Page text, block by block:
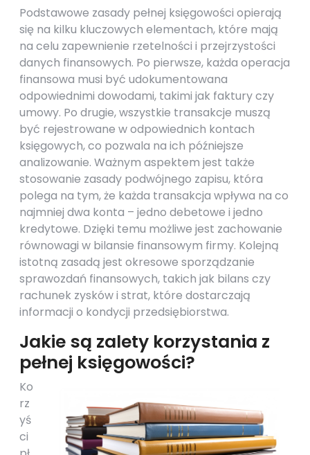
Podstawowe zasady pełnej księgowości opierają
się na kilku kluczowych elementach, które mają
na celu zapewnienie rzetelności i przejrzystości
danych finansowych. Po pierwsze, każda operacja
finansowa musi być udokumentowana
odpowiednimi dowodami, takimi jak faktury czy
umowy. Po drugie, wszystkie transakcje muszą
być rejestrowane w odpowiednich kontach
księgowych, co pozwala na ich późniejsze
analizowanie. Ważnym aspektem jest także
stosowanie zasady podwójnego zapisu, która
polega na tym, że każda transakcja wpływa na co
najmniej dwa konta – jedno debetowe i jedno
kredytowe. Dzięki temu możliwe jest zachowanie
równowagi w bilansie finansowym firmy. Kolejną
istotną zasadą jest okresowe sporządzanie
sprawozdań finansowych, takich jak bilans czy
rachunek zysków i strat, które dostarczają
informacji o kondycji przedsiębiorstwa.
Jakie są zalety korzystania z
pełnej księgowości?
Ko
rz
yś
ci